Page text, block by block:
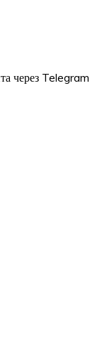
через Telegram